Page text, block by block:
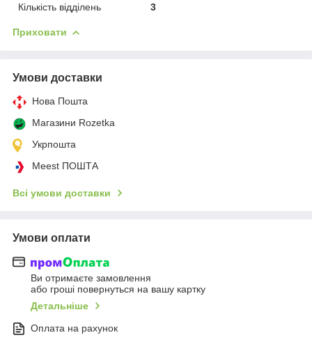
Кількість відділень
3
Приховати
Умови доставки
Нова Пошта
Магазини Rozetka
Укрпошта
Meest ПОШТА
Всі умови доставки
Умови оплати
Ви отримаєте замовлення
або гроші повернуться на вашу картку
Детальніше
Оплата на рахунок